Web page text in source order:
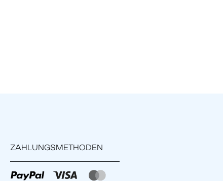
ZAHLUNGSMETHODEN